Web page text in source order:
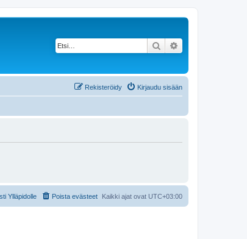
Etsi
Kirjaudu sisään
Rekisteröidy
Kaikki ajat ovat UTC+03:00
Poista evästeet
Ylläpidolle